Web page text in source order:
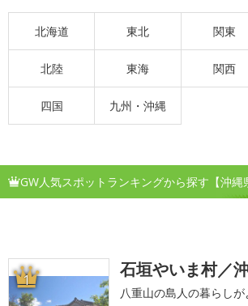
北海道 東北 関東
北陸 東海 関西
四国 九州・沖縄
GW人気スポットランキングから探す【沖縄
1 石垣やいま村／
八重山の島人の暮らしが